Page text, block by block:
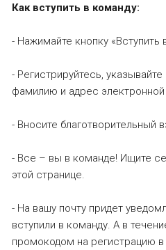
Как вступить в команду:
- Нажимайте кнопку «Вступить
- Регистрируйтесь,
фамилию и адрес
- Вносите благотворительный
- Все – вы в команде! Ищите
этой странице.
- На вашу почту придет
вступили в команду. А в
промокодом на регистрацию в